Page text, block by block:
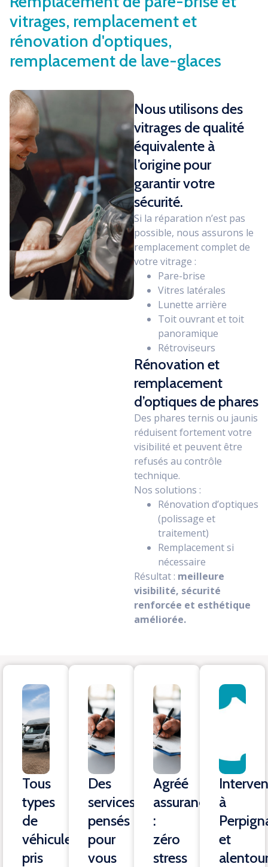
vitrages, remplacement et
rénovation d'optiques,
remplacement de lave-glaces
Nous utilisons des
vitrages de qualité
équivalente à
l’origine pour
garantir votre
sécurité.
Si la réparation n’est pas
possible, nous assurons le
remplacement complet de
votre vitrage :
Pare-brise
Vitres latérales
Lunette arrière
Toit ouvrant et toit
panoramique
Rétroviseurs
Rénovation et
remplacement
d’optiques de phares
Des phares ternis ou jaunis
réduisent fortement votre
visibilité et peuvent être
refusés au contrôle
technique.
Nos solutions :
Rénovation d’optiques
(polissage et
traitement)
Remplacement si
nécessaire
Résultat : meilleure
visibilité, sécurité
renforcée et esthétique
améliorée.
Tous
types
de
véhicules
pris
Des
services
pensés
pour
vous
Agréé
assurances
:
zéro
stress
à
et